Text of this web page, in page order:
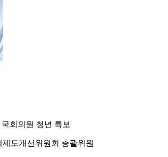
회의원 청년 특보
도개선위원회 총괄위원